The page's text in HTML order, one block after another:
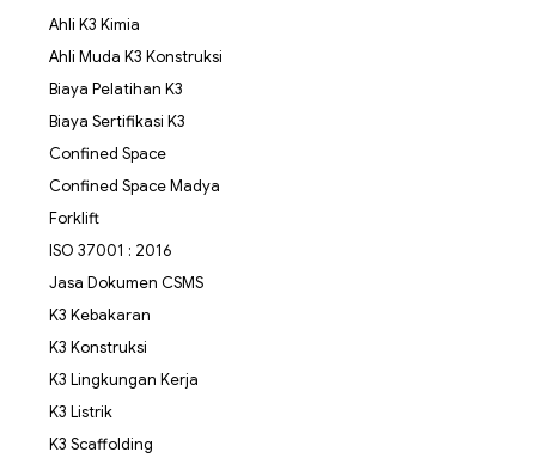
Ahli K3 Kimia
Ahli Muda K3 Konstruksi
Biaya Pelatihan K3
Biaya Sertifikasi K3
Confined Space
Confined Space Madya
Forklift
ISO 37001 : 2016
Jasa Dokumen CSMS
K3 Kebakaran
K3 Konstruksi
K3 Lingkungan Kerja
K3 Listrik
K3 Scaffolding